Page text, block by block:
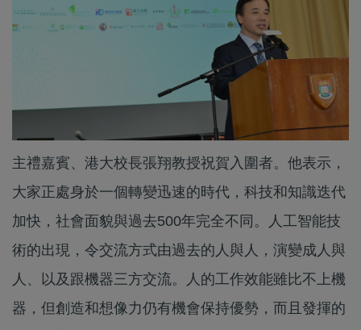
主禮嘉賓、港大校長張翔教授祝賀入圍者。他表示，
大家正處身於一個轉變迅速的時代，科技和知識迭代
加快，社會面貌與過去500年完全不同。人工智能技
術的出現，令交流方式由過去的人與人，演變成人與
人、以及跟機器三方交流。人的工作效能雖比不上機
器，但創造和想像力仍有機會保持優勢，而且發揮的